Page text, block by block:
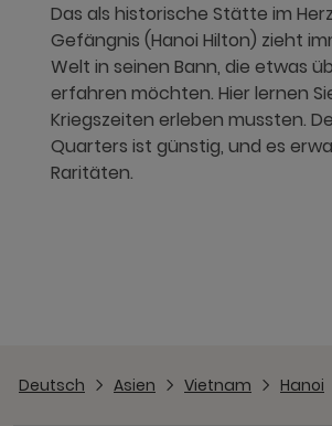
Das als historische Stätte im
Gefängnis (Hanoi Hilton) zieht
Welt in seinen Bann, die etwas
erfahren möchten. Hier lernen
Kriegszeiten erleben mussten.
Quarters ist günstig, und es
Raritäten.
Deutsch Asien Vietnam Hanoi